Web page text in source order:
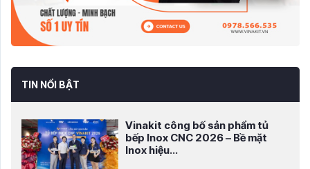
TIN NỔI BẬT
Vinakit công bố sản phẩm tủ
bếp Inox CNC 2026 – Bề mặt
Inox hiệu...